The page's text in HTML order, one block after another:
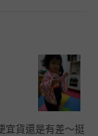
宜貨還是有差～挺